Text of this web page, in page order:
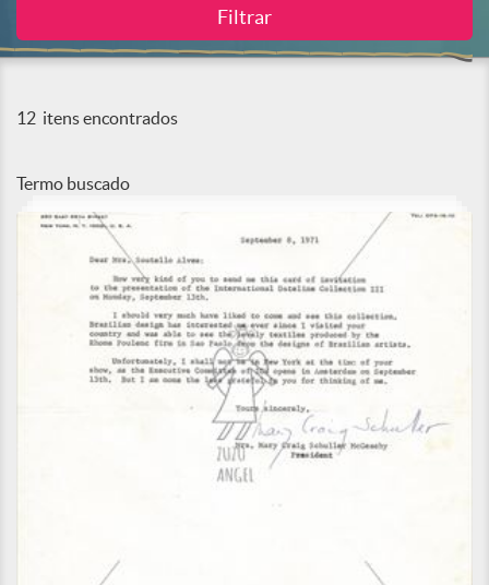
12 itens encontrados
Termo buscado